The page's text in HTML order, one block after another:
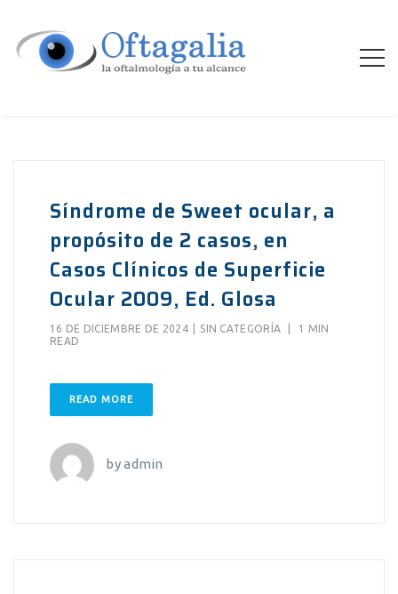
Síndrome de Sweet ocular, a
propósito de 2 casos, en
Casos Clínicos de Superficie
Ocular 2009, Ed. Glosa
16 DE DICIEMBRE DE 2024 SIN CATEGORÍA
1 MIN
READ
READ MORE
byadmin